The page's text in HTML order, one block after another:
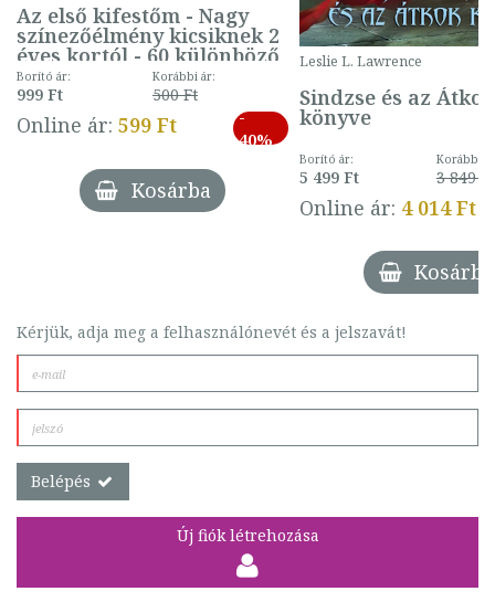
Az első kifestőm - Nagy
színezőélmény kicsiknek 2
éves kortól - 60 különböző
mintával (gombás)
Borító ár:
999 Ft
Korábbi ár:
500 Ft
Online ár: 599 Ft
-
40%
Kosárba
Leslie L. Lawrence
Sindzse és az Átkok
könyve
Borító ár:
5 499 Ft
Korábbi
3 849 Ft
Online ár: 4 014 Ft
Kosárba
Kérjük, adja meg a felhasználónevét és a jelszavát!
Belépés
Új fiók létrehozása